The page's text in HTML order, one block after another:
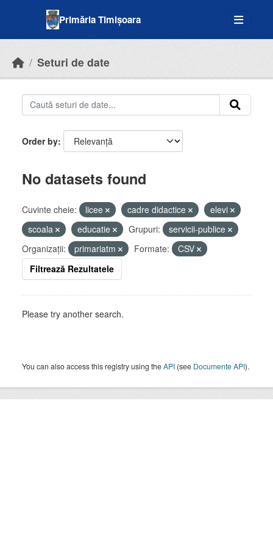
Primăria Timișoara
Seturi de date
Order by
No datasets found
Cuvinte cheie: licee cadre didactice
elevi
scoala
educatie Grupuri:
servicii-publice
Organizații:
primariatm Formate:
CSV
Filtrează Rezultatele
Please try another search.
You can also access this registry using theAPI (see Documente API).